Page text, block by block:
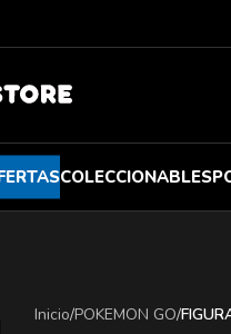
COLECCIONABLES
Inicio/POKEMON GO/